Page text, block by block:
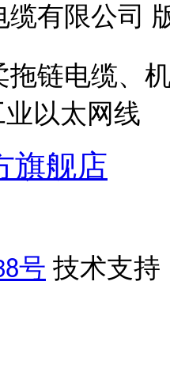
有限公司
拖链电缆、
以太网线
旗舰店
号 技术支持